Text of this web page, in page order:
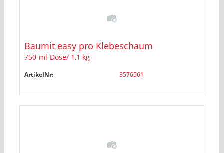
Baumit easy pro Klebeschaum
750-ml-Dose/ 1,1 kg
ArtikelNr: 3576561